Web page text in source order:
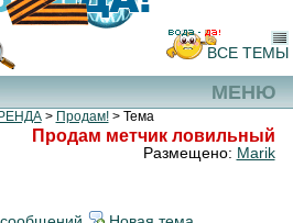
МЕНЮ
ВСЕ ТЕМЫ
> Продам!> Тема
Продам метчик ловильный
Размещено: Marik